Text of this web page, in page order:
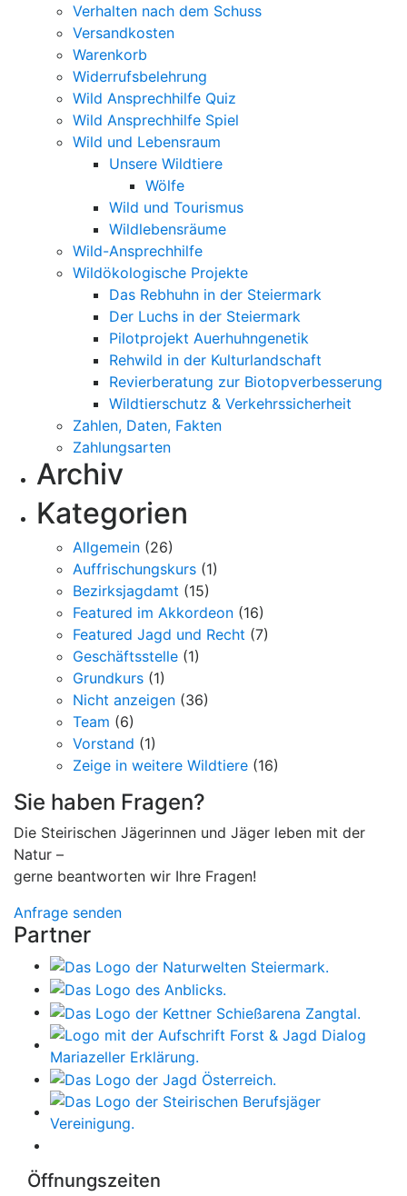
Verhalten nach dem Schuss
Versandkosten
Warenkorb
Widerrufsbelehrung
Wild Ansprechhilfe Quiz
Wild Ansprechhilfe Spiel
Wild und Lebensraum
Unsere Wildtiere
Wölfe
Wild und Tourismus
Wildlebensräume
Wild-Ansprechhilfe
Wildökologische Projekte
Das Rebhuhn in der Steiermark
Der Luchs in der Steiermark
Pilotprojekt Auerhuhngenetik
Rehwild in der Kulturlandschaft
Revierberatung zur Biotopverbesserung
Wildtierschutz & Verkehrssicherheit
Zahlen, Daten, Fakten
Zahlungsarten
Archiv
Kategorien
Allgemein (26)
Auffrischungskurs (1)
Bezirksjagdamt (15)
Featured im Akkordeon (16)
Featured Jagd und Recht (7)
Geschäftsstelle (1)
Grundkurs (1)
Nicht anzeigen (36)
Team (6)
Vorstand (1)
Zeige in weitere Wildtiere (16)
Sie haben Fragen?
Die Steirischen Jägerinnen und Jäger leben mit der
Natur –
gerne beantworten wir Ihre Fragen!
Anfrage senden
Partner
Öffnungszeiten